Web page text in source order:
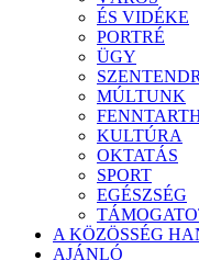
ÉS VIDÉKE
PORTRÉ
ÜGY
MÚLTUNK
KULTÚRA
OKTATÁS
SPORT
EGÉSZSÉG
A KÖZÖSSÉG
AJÁNLÓ